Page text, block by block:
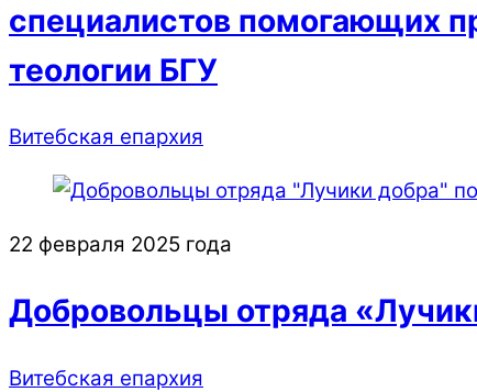
специалистов помогающих
теологии БГУ
Витебская епархия
22 февраля 2025 года
Добровольцы отряда
Витебская епархия